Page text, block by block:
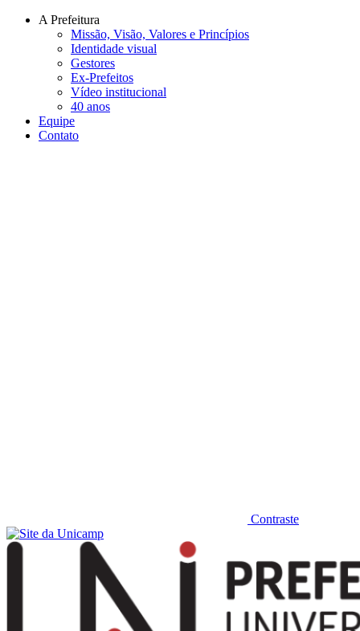
Conteúdo principal
A Prefeitura
Missão, Visão, Valores e Princípios
Identidade visual
Gestores
Ex-Prefeitos
Vídeo institucional
40 anos
Equipe
Contato
Contraste